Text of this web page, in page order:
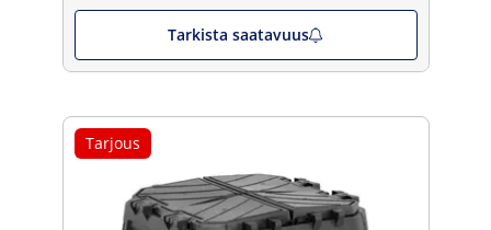
Tarkista saatavuus
Tarjous